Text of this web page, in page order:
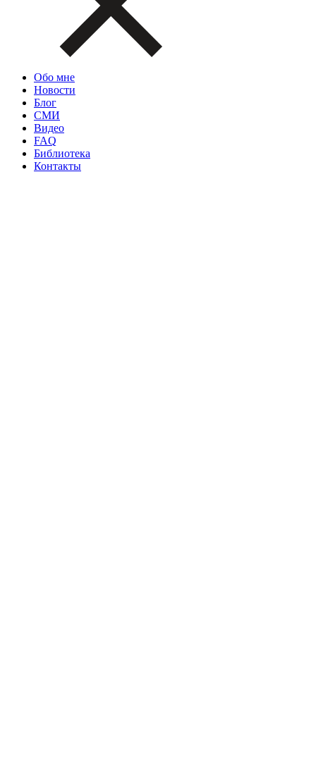
Обо мне
Новости
Блог
СМИ
Видео
FAQ
Библиотека
Контакты